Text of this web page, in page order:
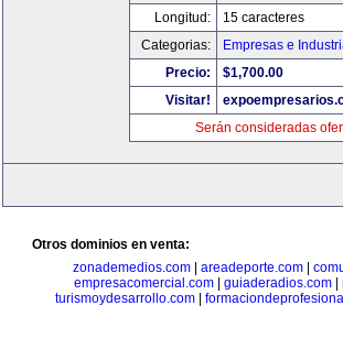
Longitud:
15 caracteres
Categorias:
Empresas e
Precio:
$1,700.00
Visitar!
Serán consideradas
Otros dominios en venta:
zonademedios.com| areadeporte.com|
empresacomercial.com| guiaderadios.com|
turismoydesarrollo.com|